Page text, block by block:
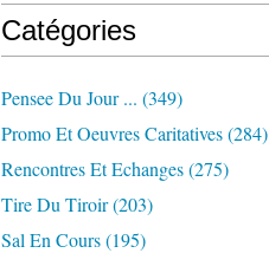
Catégories
Pensee Du Jour ... (349)
Promo Et Oeuvres Caritatives(284)
Rencontres Et Echanges(275)
Tire Du Tiroir(203)
Sal En Cours(195)